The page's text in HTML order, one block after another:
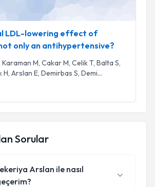
LDL-lowering effect of
only an antihypertensive?
Karaman M, Cakar M, Celik T, Balta S,
H, Arslan E, Demirbas S, Demi...
Sorular
Arslan ile nasıl